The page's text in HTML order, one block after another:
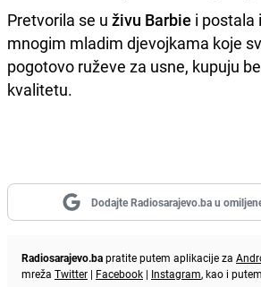
Pretvorila se u živu Barbie i postala
mnogim mladim djevojkama koje
pogotovo ruževe za usne, kupuju
kvalitetu.
Dodajte Radiosarajevo.ba u
Radiosarajevo.bapratite putem aplikacije za
mreža Twitter | Facebook | Instagram, kao i